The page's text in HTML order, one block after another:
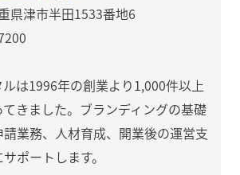
県津市半田1533番地6
は1996年の創業より1,000件以上
きました。ブランディングの基礎
業務、人材育成、開業後の運営支
ポートします。